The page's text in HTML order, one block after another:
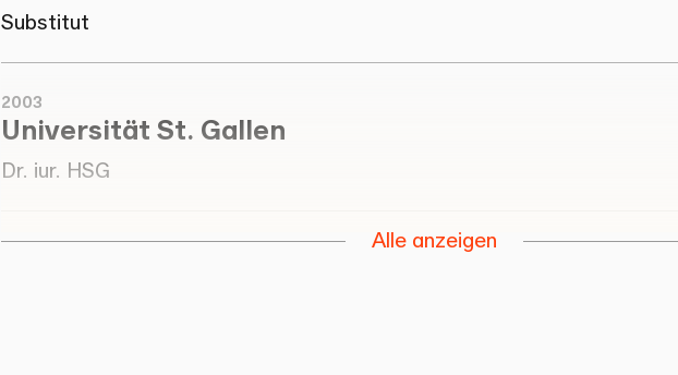
Substitut
2003
Universität St. Gallen
Dr. iur. HSG
Alle anzeigen